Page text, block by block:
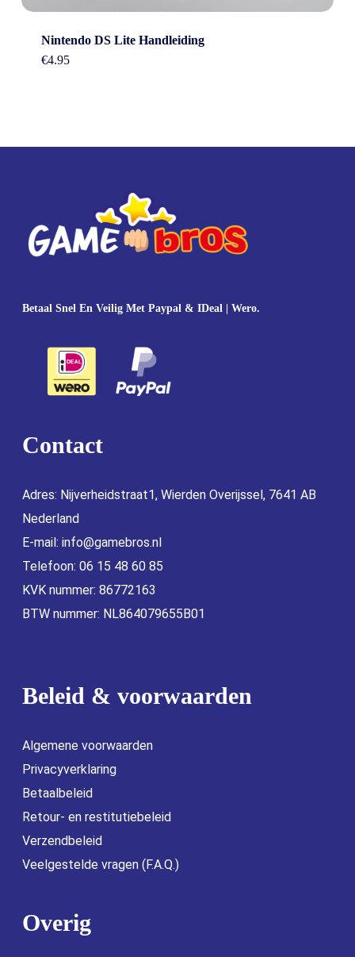
Nintendo DS Lite Handleiding
€4.95
Betaal Snel En Veilig Met Paypal & IDeal | Wero.
Contact
Adres: Nijverheidstraat1, Wierden Overijssel, 7641 AB
Nederland
E-mail: info@gamebros.nl
Telefoon: 06 15 48 60 85
KVK nummer: 86772163
BTW nummer: NL864079655B01
Beleid & voorwaarden
Algemene voorwaarden
Privacyverklaring
Betaalbeleid
Retour- en restitutiebeleid
Verzendbeleid
Veelgestelde vragen (F.A.Q.)
Overig